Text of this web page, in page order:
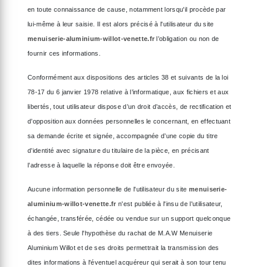
en toute connaissance de cause, notamment lorsqu'il procède par
lui-même à leur saisie. Il est alors précisé à l'utilisateur du site
menuiserie-aluminium-willot-venette.fr l’obligation ou non de
fournir ces informations.
Conformément aux dispositions des articles 38 et suivants de la loi
78-17 du 6 janvier 1978 relative à l’informatique, aux fichiers et aux
libertés, tout utilisateur dispose d’un droit d’accès, de rectification et
d’opposition aux données personnelles le concernant, en effectuant
sa demande écrite et signée, accompagnée d’une copie du titre
d’identité avec signature du titulaire de la pièce, en précisant
l’adresse à laquelle la réponse doit être envoyée.
Aucune information personnelle de l'utilisateur du site menuiserie-
aluminium-willot-venette.fr n'est publiée à l'insu de l'utilisateur,
échangée, transférée, cédée ou vendue sur un support quelconque
à des tiers. Seule l'hypothèse du rachat de M.A.W Menuiserie
Aluminium Willot et de ses droits permettrait la transmission des
dites informations à l'éventuel acquéreur qui serait à son tour tenu